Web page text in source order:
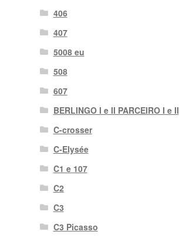
406
407
5008 eu
508
607
BERLINGO I e II PARCEIRO I e II
C-crosser
C-Elysée
C1 e 107
C2
C3
C3 Picasso